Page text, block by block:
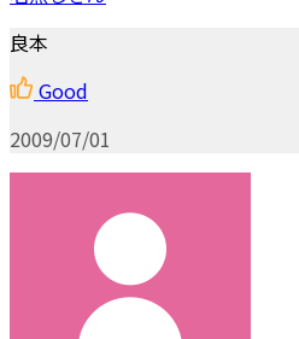
良本
Good
2009/07/01